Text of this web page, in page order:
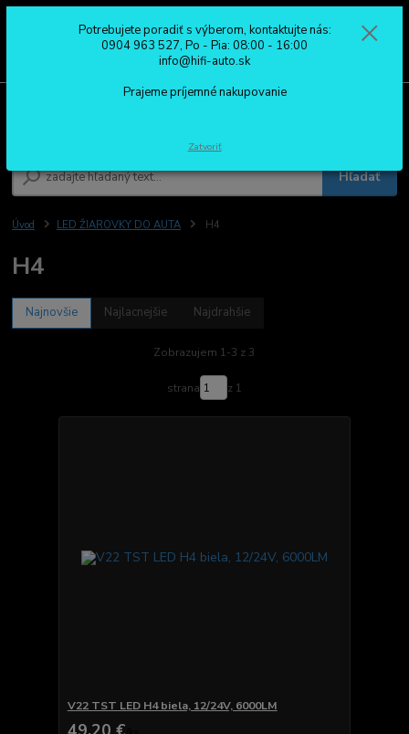
Hľadať
0904 963 527
Po - Pia: 08:00 - 16:00
Úvod LED ŽIAROVKY DO AUTA H4
H4
Najnovšie Najlacnejšie Najdrahšie
Zobrazujem 1-3 z 3
strana z 1
V22 TST LED H4 biela, 12/24V, 6000LM
Potrebujete poradiť s výberom, kontaktujte nás:
0904 963 527, Po - Pia: 08:00 - 16:00
info@hifi-auto.sk
Prajeme príjemné nakupovanie
Zatvoriť